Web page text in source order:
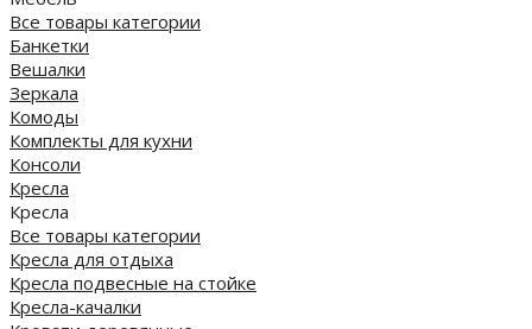
Все товары категории
Банкетки
Вешалки
Зеркала
Комоды
Комплекты для кухни
Консоли
Кресла
Кресла
Все товары категории
Кресла для отдыха
Кресла подвесные на стойке
Кресла-качалки